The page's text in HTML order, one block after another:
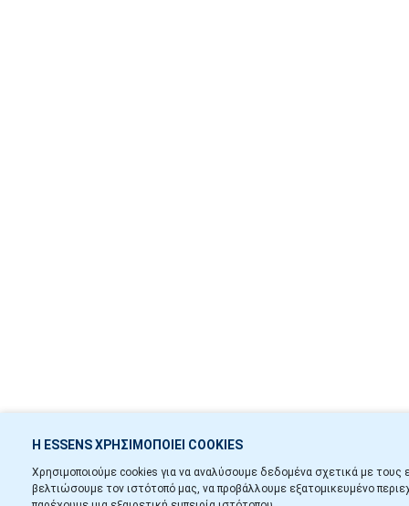
Η ESSENS ΧΡΗΣΙΜΟΠΟΙΕΙ COOKIES
Χρησιμοποιούμε cookies για να αναλύσουμε δεδομένα σχετικά με τους
βελτιώσουμε τον ιστότοπό μας, να προβάλλουμε εξατομικευμένο